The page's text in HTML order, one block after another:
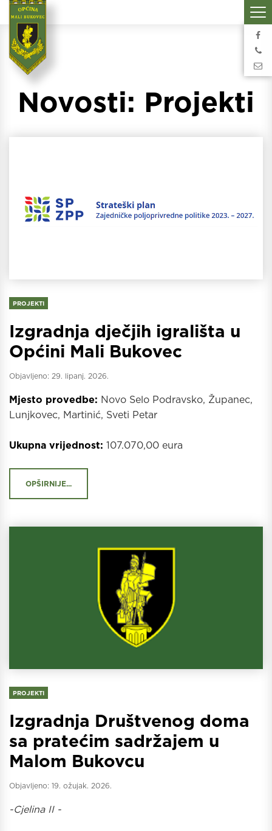
Novosti: Projekti
PROJEKTI
Izgradnja dječjih igrališta u
Općini Mali Bukovec
Objavljeno: 29. lipanj. 2026.
Mjesto provedbe: Novo Selo Podravsko, Županec,
Lunjkovec, Martinić, Sveti Petar
Ukupna vrijednost: 107.070,00 eura
OPŠIRNIJE...
PROJEKTI
Izgradnja Društvenog doma
sa pratećim sadržajem u
Malom Bukovcu
Objavljeno: 19. ožujak. 2026.
-Cjelina II -